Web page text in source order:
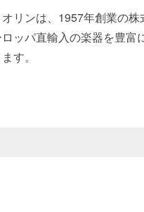
リンは、1957年創業の
ッパ直輸入の楽器を豊
す。